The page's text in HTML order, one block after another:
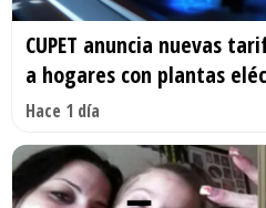
CUPET anuncia nuevas
a hogares con plantas
Hace 1 día